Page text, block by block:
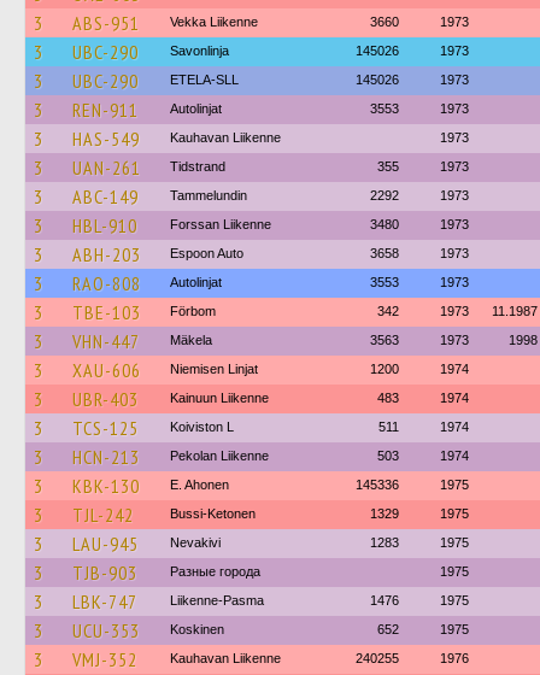
3
ABS-951 Vekka Liikenne 3660 1973
3 UBC-290 Savonlinja 145026 1973
3 UBC-290 ETELA-SLL 145026 1973
3 REN-911 Autolinjat 3553 1973
3 HAS-549 Kauhavan Liikenne 1973
3 UAN-261 Tidstrand 355 1973
3 ABC-149 Tammelundin 2292 1973
3 HBL-910 Forssan Liikenne 3480 1973
3 ABH-203 Espoon Auto 3658 1973
3 RAO-808 Autolinjat 3553 1973
3 TBE-103 Förbom 342 1973 11.1987
3 VHN-447 Mäkela 3563 1973 1998
3 XAU-606 Niemisen Linjat 1200 1974
3 UBR-403 Kainuun Liikenne 483 1974
3 TCS-125 Koiviston L 511 1974
3 HCN-213 Pekolan Liikenne 503 1974
3 KBK-130 E. Ahonen 145336 1975
3 TJL-242 Bussi-Ketonen 1329 1975
3 LAU-945 Nevakivi 1283 1975
3 TJB-903 Разные города 1975
3 LBK-747 Liikenne-Pasma 1476 1975
3 UCU-353 Koskinen 652 1975
3 VMJ-352 Kauhavan Liikenne 240255 1976